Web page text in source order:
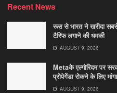
Recent News
रूस से भारत ने खरीदा
टैरिफ लगाने की धमकी
AUGUST 9, 2026
Metaके एल्गोरिदम पर
प्रोपेगेंडा रोकने के लिए
AUGUST 9, 2026